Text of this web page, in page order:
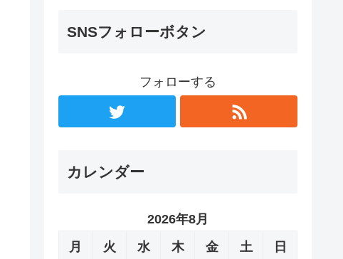
SNSフォローボタン
フォローする
カレンダー
2026年8月
月
火 水 木 金 土 日